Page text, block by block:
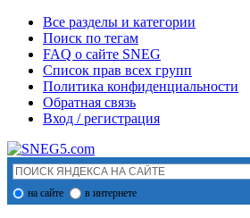
Все разделы и категории
Поиск по тегам
FAQ о сайте SNEG
Список прав всех групп
Политика конфиденциальности
Обратная связь
Вход / регистрация
на сайте в интернете